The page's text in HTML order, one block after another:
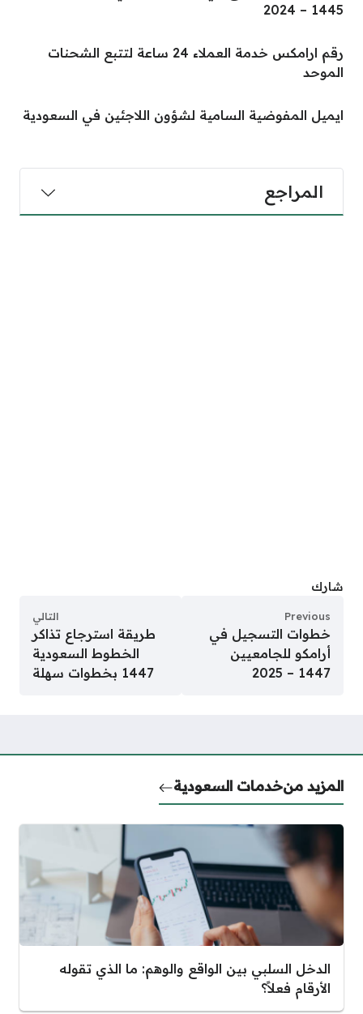
1445 – 2024
رقم ارامكس خدمة العملاء 24 ساعة لتتبع الشحنات
الموحد
ايميل المفوضية السامية لشؤون اللاجئين في السعودية
المراجع
شارك
Previous
خطوات التسجيل في
أرامكو للجامعيين
1447 – 2025
التالي
طريقة استرجاع تذاكر
الخطوط السعودية
1447 بخطوات سهلة
المزيد منخدمات السعودية
الدخل السلبي بين الواقع والوهم: ما الذي تقوله
الأرقام فعلاً؟